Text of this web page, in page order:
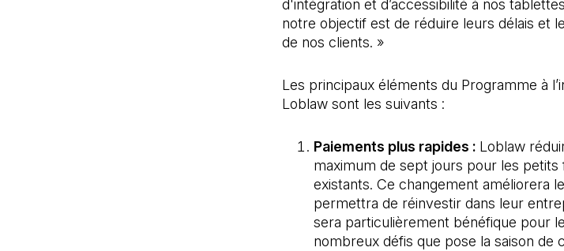
d'intégration et d’accessibilité à nos
notre objectif est de réduire leurs délais et
de nos clients. »
Les principaux éléments du Programme à
Loblaw sont les suivants :
Paiements plus rapides : Loblaw
maximum de sept jours pour les
existants. Ce changement améliorera
permettra de réinvestir dans leur
sera particulièrement bénéfique pour
nombreux défis que pose la saison de